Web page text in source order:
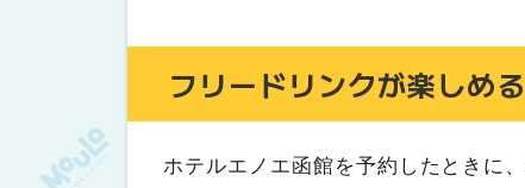
フリードリンクが楽しめ
ホテルエノエ函館を予約したときに